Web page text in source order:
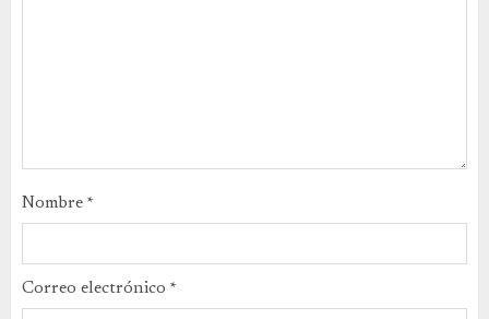
Nombre *
Correo electrónico *